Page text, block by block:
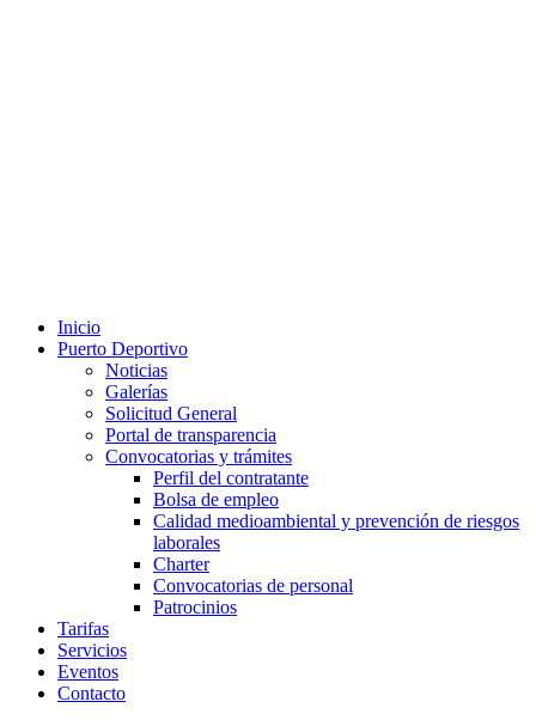
Inicio
Puerto Deportivo
Noticias
Galerías
Solicitud General
Portal de transparencia
Convocatorias y trámites
Perfil del contratante
Bolsa de empleo
Calidad medioambiental y prevención de riesgos
laborales
Charter
Convocatorias de personal
Patrocinios
Tarifas
Servicios
Eventos
Contacto